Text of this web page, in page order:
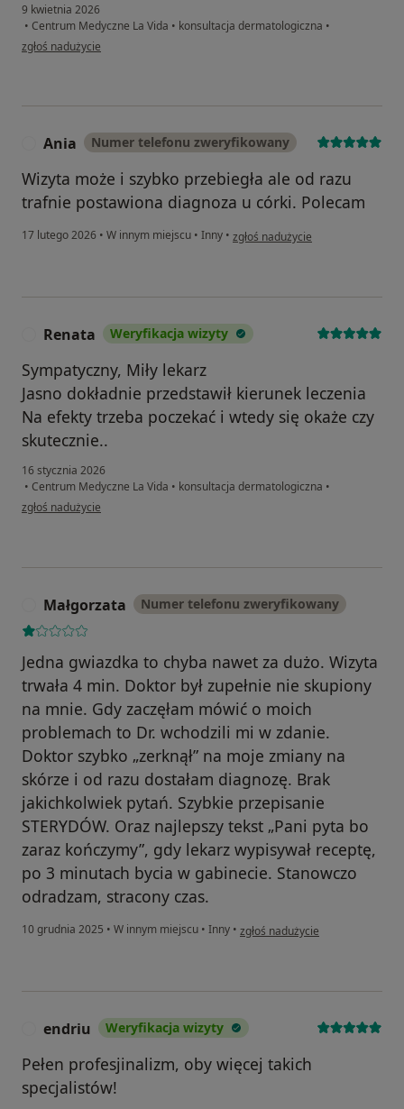
9 kwietnia 2026
• Centrum Medyczne La Vida • konsultacja dermatologiczna •
w opinii użytkownika Katarzyna
zgłoś nadużycie
Ania Numer telefonu zweryfikowany
Wizyta może i szybko przebiegła ale od razu
trafnie postawiona diagnoza u córki. Polecam
17 lutego 2026 • W innym miejscu • Inny • w opinii użytkownika Ania
zgłoś nadużycie
Renata Weryfikacja wizyty
Sympatyczny, Miły lekarz
Jasno dokładnie przedstawił kierunek leczenia
Na efekty trzeba poczekać i wtedy się okaże czy
skutecznie..
16 stycznia 2026
• Centrum Medyczne La Vida • konsultacja dermatologiczna •
w opinii użytkownika Renata
zgłoś nadużycie
Małgorzata Numer telefonu zweryfikowany
Jedna gwiazdka to chyba nawet za dużo. Wizyta
trwała 4 min. Doktor był zupełnie nie skupiony
na mnie. Gdy zaczęłam mówić o moich
problemach to Dr. wchodzili mi w zdanie.
Doktor szybko „zerknął” na moje zmiany na
skórze i od razu dostałam diagnozę. Brak
jakichkolwiek pytań. Szybkie przepisanie
STERYDÓW. Oraz najlepszy tekst „Pani pyta bo
zaraz kończymy”, gdy lekarz wypisywał receptę,
po 3 minutach bycia w gabinecie. Stanowczo
odradzam, stracony czas.
10 grudnia 2025 • W innym miejscu • Inny • w opinii użytkownika Małgorzata
zgłoś nadużycie
endriu Weryfikacja wizyty
Pełen profesjinalizm, oby więcej takich
specjalistów!